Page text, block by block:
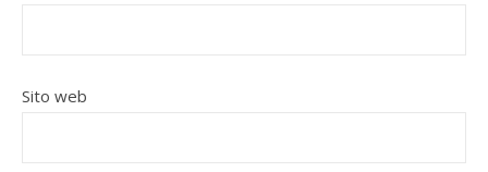
Sito web